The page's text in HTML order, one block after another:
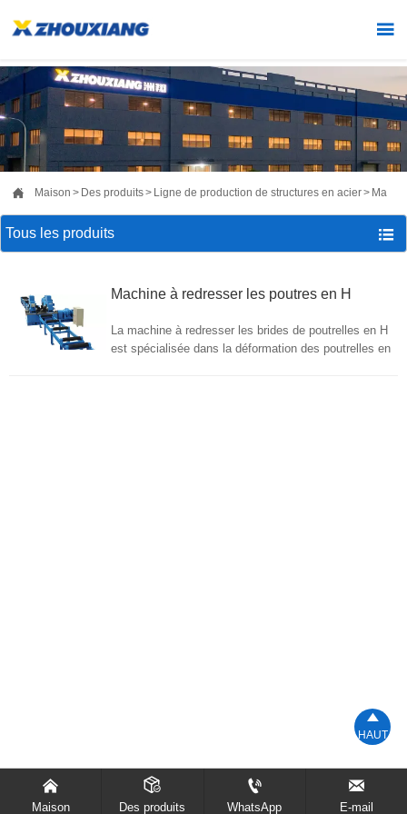

 Maison > Des produits> Ligne de production de structures en acier>
Tous les produits 
Machine à redresser les poutres en H
La machine à redresser les brides de poutrelles en H
est spécialisée dans la déformation des poutrelles en

Maison

Des produits

WhatsApp

E-mail

HAUT